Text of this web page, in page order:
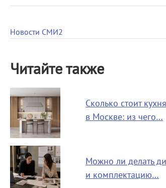
Новости СМИ2
Читайте также
Сколько стоит
в Москве: из чего…
Можно ли делать
и комплектацию…